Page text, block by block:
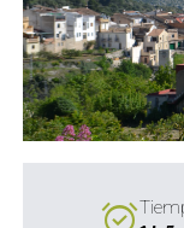
alarm_on